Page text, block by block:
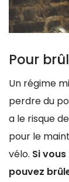
Pour
Un régime
perdre du
a le risque
pour le
vélo. Si
pouvez